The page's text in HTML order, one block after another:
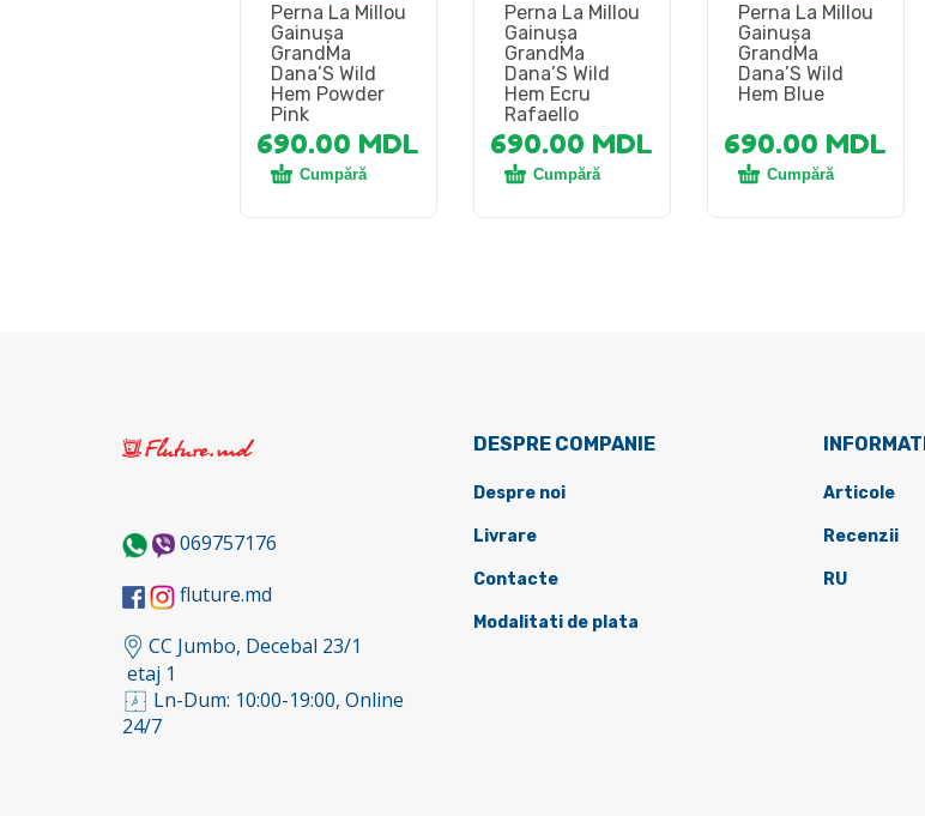
Perna La Millou
Gainușa
GrandMa
Dana’S Wild
Hem Powder
Pink
690.00 MDL
Cumpără
Perna La Millou
Gainușa
GrandMa
Dana’S Wild
Hem Ecru
Rafaello
690.00 MDL
Cumpără
Perna La Millou
Gainușa
GrandMa
Dana’S Wild
Hem Blue
690.00 MDL
Cumpără
069757176
fluture.md
CC Jumbo, Decebal 23/1
etaj 1
Ln-Dum: 10:00-19:00, Online
24/7
DESPRE COMPANIE
Despre noi
Livrare
Contacte
Modalitati de plata
INFORMATII
Articole
Recenzii
RU